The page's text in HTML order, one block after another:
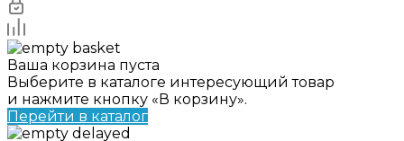
Ваша корзина пуста
Выберите в каталоге интересующий товар
и нажмите кнопку «В корзину».
Перейти в каталог